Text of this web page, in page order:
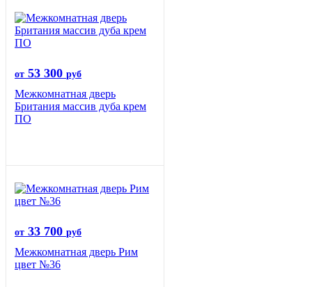
от 53 300 руб
Межкомнатная дверь
Британия массив дуба крем
ПО
от 33 700 руб
Межкомнатная дверь Рим
цвет №36